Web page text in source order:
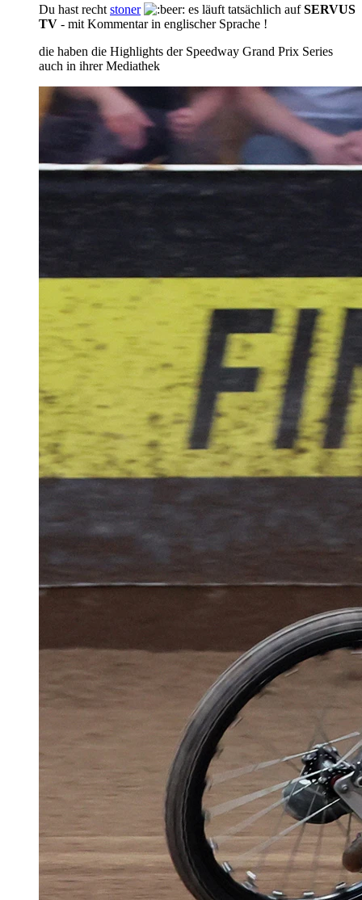
Du hast recht stoner es läuft tatsächlich aufSERVUS
TV - mit Kommentar in englischer Sprache !
die haben die Highlights der Speedway Grand Prix Series
auch in ihrer Mediathek